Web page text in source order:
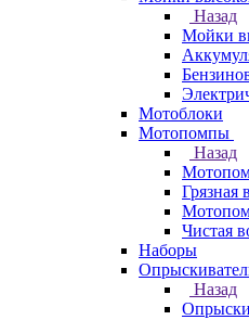
Назад
Мойки
Мотоблоки
Мотопомпы
Назад
Грязная
Чистая
Наборы
Назад